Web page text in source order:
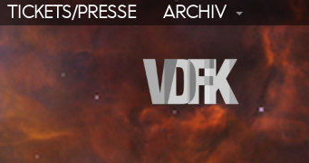
TICKETS/PRESSE ARCHIV